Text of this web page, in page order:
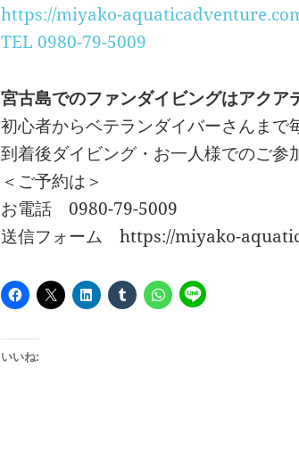
https://miyako-
TEL 0980-79-5009
宮古島でのファンダイビングはアクア
初心者からベテランダイバーさんまで
到着後ダイビング・お一人様でのご参
＜ご予約は＞
お電話 0980-79-5009
送信フォーム https://miyako-
いいね: